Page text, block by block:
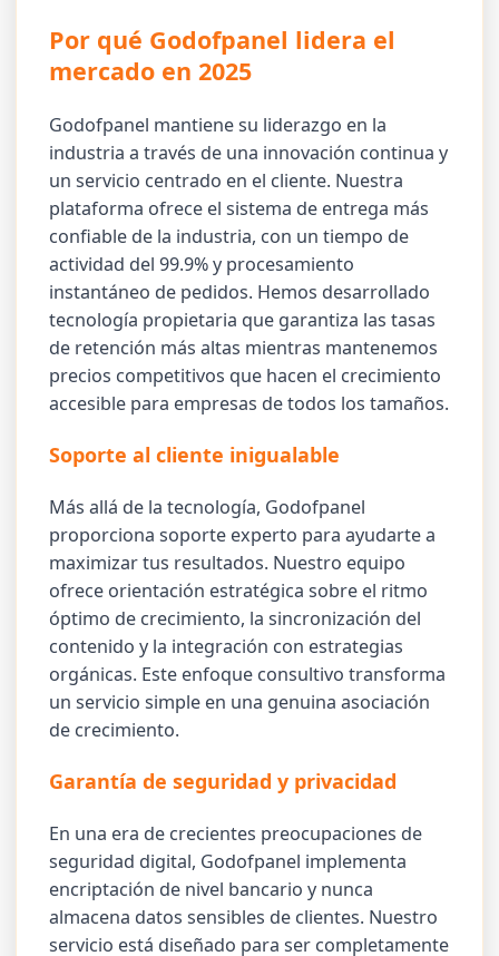
Por qué Godofpanel lidera el
mercado en 2025
Godofpanel mantiene su liderazgo en la
industria a través de una innovación continua y
un servicio centrado en el cliente. Nuestra
plataforma ofrece el sistema de entrega más
confiable de la industria, con un tiempo de
actividad del 99.9% y procesamiento
instantáneo de pedidos. Hemos desarrollado
tecnología propietaria que garantiza las tasas
de retención más altas mientras mantenemos
precios competitivos que hacen el crecimiento
accesible para empresas de todos los tamaños.
Soporte al cliente inigualable
Más allá de la tecnología, Godofpanel
proporciona soporte experto para ayudarte a
maximizar tus resultados. Nuestro equipo
ofrece orientación estratégica sobre el ritmo
óptimo de crecimiento, la sincronización del
contenido y la integración con estrategias
orgánicas. Este enfoque consultivo transforma
un servicio simple en una genuina asociación
de crecimiento.
Garantía de seguridad y privacidad
En una era de crecientes preocupaciones de
seguridad digital, Godofpanel implementa
encriptación de nivel bancario y nunca
almacena datos sensibles de clientes. Nuestro
servicio está diseñado para ser completamente